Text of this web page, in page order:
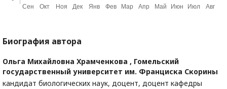
Биография автора
Ольга Михайловна Храмченкова , Гомельский
государственный университет им. Франциска Скорины
кандидат биологических наук, доцент, доцент кафедры